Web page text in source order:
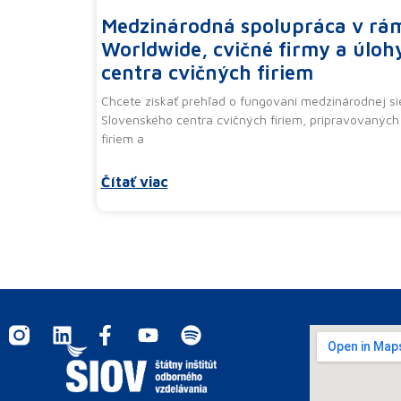
Medzinárodná spolupráca v
Worldwide, cvičné firmy a
centra cvičných firiem
Chcete získať prehľad o fungovaní medzinárodnej
Slovenského centra cvičných firiem,
firiem a
Čítať viac
I
L
n
k
F
a
c
e
Y
o
u
S
p
o
t